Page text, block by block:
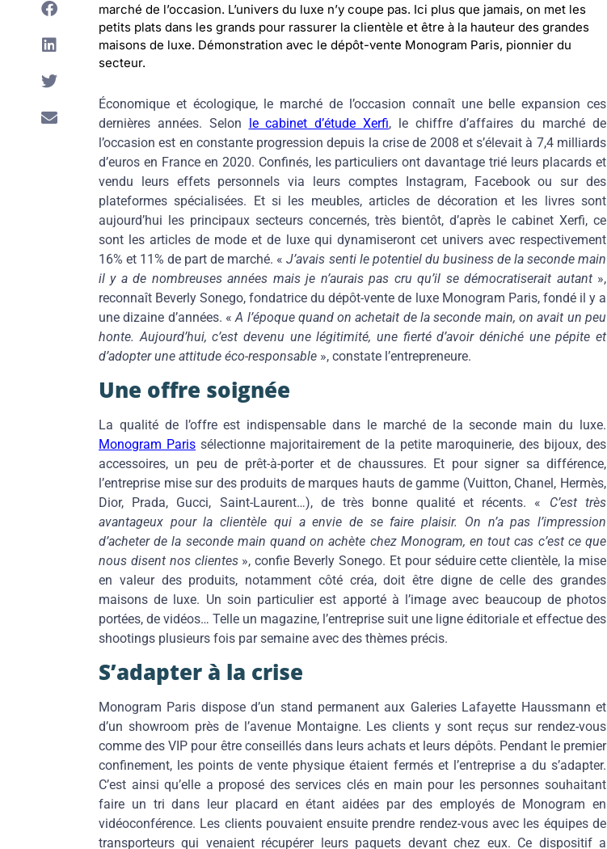
marché de l’occasion. L’univers du luxe n’y coupe pas. Ici plus que jamais, on met les
petits plats dans les grands pour rassurer la clientèle et être à la hauteur des grandes
maisons de luxe. Démonstration avec le dépôt-vente Monogram Paris, pionnier du
secteur.
Économique et écologique, le marché de l’occasion connaît une belle expansion ces
dernières années. Selon le cabinet d’étude Xerfi, le chiffre d’affaires du marché de
l’occasion est en constante progression depuis la crise de 2008 et s’élevait à 7,4 milliards
d’euros en France en 2020. Confinés, les particuliers ont davantage trié leurs placards et
vendu leurs effets personnels via leurs comptes Instagram, Facebook ou sur des
plateformes spécialisées. Et si les meubles, articles de décoration et les livres sont
aujourd’hui les principaux secteurs concernés, très bientôt, d’après le cabinet Xerfi, ce
sont les articles de mode et de luxe qui dynamiseront cet univers avec respectivement
16% et 11% de part de marché. «J’avais senti le potentiel du business de la seconde main
il y a de nombreuses années mais je n’aurais pas cru qu’il se démocratiserait autant»,
reconnaît Beverly Sonego, fondatrice du dépôt-vente de luxe Monogram Paris, fondé il y a
une dizaine d’années. «A l’époque quand on achetait de la seconde main, on avait un peu
honte. Aujourd’hui, c’est devenu une légitimité, une fierté d’avoir déniché une pépite et
d’adopter une attitude éco-responsable », constate l’entrepreneure.
Une offre soignée
La qualité de l’offre est indispensable dans le marché de la seconde main du luxe.
Monogram Paris sélectionne majoritairement de la petite maroquinerie, des bijoux, des
accessoires, un peu de prêt-à-porter et de chaussures. Et pour signer sa différence,
l’entreprise mise sur des produits de marques hauts de gamme (Vuitton, Chanel, Hermès,
Dior, Prada, Gucci, Saint-Laurent…), de très bonne qualité et récents. « C’est très
avantageux pour la clientèle qui a envie de se faire plaisir. On n’a pas l’impression
d’acheter de la seconde main quand on achète chez Monogram, en tout cas c’est ce que
nous disent nos clientes», confie Beverly Sonego. Et pour séduire cette clientèle, la mise
en valeur des produits, notamment côté créa, doit être digne de celle des grandes
maisons de luxe. Un soin particulier est apporté à l’image avec beaucoup de photos
portées, de vidéos… Telle un magazine, l’entreprise suit une ligne éditoriale et effectue des
shootings plusieurs fois par semaine avec des thèmes précis.
S’adapter à la crise
Monogram Paris dispose d’un stand permanent aux Galeries Lafayette Haussmann et
d’un showroom près de l’avenue Montaigne. Les clients y sont reçus sur rendez-vous
comme des VIP pour être conseillés dans leurs achats et leurs dépôts. Pendant le premier
confinement, les points de vente physique étaient fermés et l’entreprise a du s’adapter.
C’est ainsi qu’elle a proposé des services clés en main pour les personnes souhaitant
faire un tri dans leur placard en étant aidées par des employés de Monogram en
vidéoconférence. Les clients pouvaient ensuite prendre rendez-vous avec les équipes de
transporteurs qui venaient récupérer leurs paquets devant chez eux. Ce dispositif a